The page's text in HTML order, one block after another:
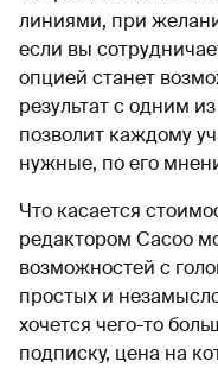
линиями, при
если вы
опцией станет
результат с одним
позволит каждому
нужные, по его
Что касается
редактором Cacoo
возможностей с
простых и
хочется чего-то
подписку, цена на